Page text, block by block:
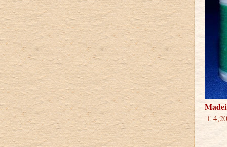
€ 4,20